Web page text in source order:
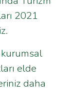
2021
elde
daha